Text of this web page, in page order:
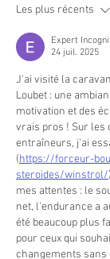
des plages
Les plus récents
Expert
24 juil. 2025
J'ai visité la
Loubet : une
motivation et des
vrais pros ! Sur les
entraîneurs, j'ai
(https://forceur-
steroides/winstrol/
mes attentes : le
net, l'endurance a
été beaucoup plus
pour ceux qui
changements sans